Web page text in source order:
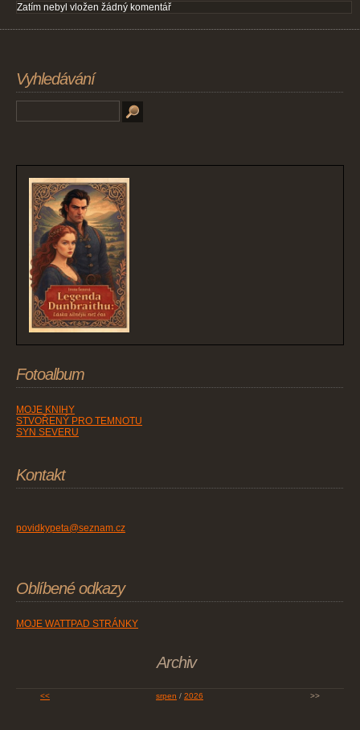
Zatím nebyl vložen žádný komentář
Vyhledávání
Fotoalbum
MOJE KNIHY
STVOŘENÝ PRO TEMNOTU
SYN SEVERU
Kontakt
povidkypeta@seznam.cz
Oblíbené odkazy
MOJE WATTPAD STRÁNKY
Archiv
<< srpen / 2026 >>